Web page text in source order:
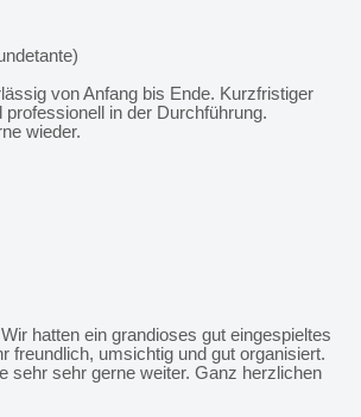
von Anfang bis Ende. Kurzfristiger
professionell in der Durchführung.
wieder.
hatten ein grandioses gut eingespieltes
freundlich, umsichtig und gut organisiert.
sehr sehr gerne weiter. Ganz herzlichen